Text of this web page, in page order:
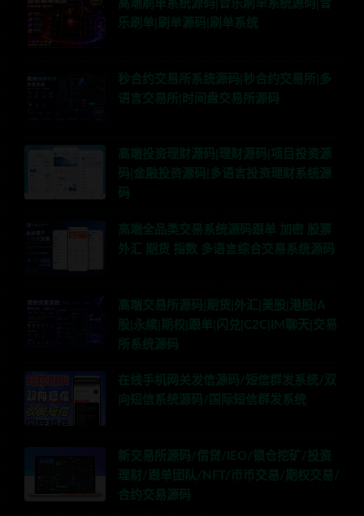
高端刷单系统源码|音乐刷单系统源码|音
乐刷单|刷单源码|刷单系统
秒合约交易所系统源码|秒合约交易所|多
语言交易所|时间盘交易所源码
高端投资理财源码|理财源码|项目投资源
码|金融投资源码|多语言投资理财系统源
码
高端全品类交易系统源码跟单 加密 股票
外汇 期货 指数 多语言综合交易系统源码
高端交易所源码|期货|外汇|美股|港股|A
股|永续|期权|跟单|闪兑|C2C|IM聊天|交易
所系统源码
在线手机网关发信源码/短信群发系统/双
向短信系统源码/国际短信群发系统
新交易所源码/借贷/IEO/锁仓挖矿/投资
理财/跟单团队/NFT/币币交易/期权交易/
合约交易源码